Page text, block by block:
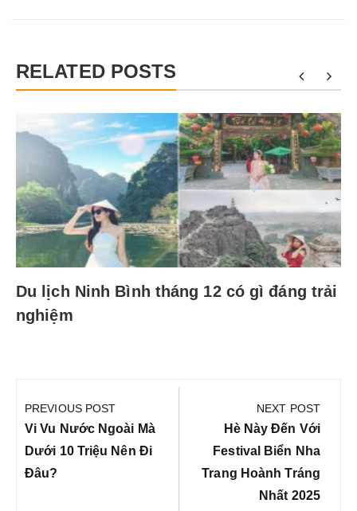
RELATED POSTS
Du lịch Ninh Bình tháng 12 có gì đáng trải
nghiệm
hướng
bài
viết
PREVIOUS POST
Previous
Post:
Vi Vu Nước Ngoài Mà
Dưới 10 Triệu Nên Đi
Đâu?
NEXT POST
Next
Post:
Hè Này Đến Với
Festival Biển Nha
Trang Hoành Tráng
Nhất 2025